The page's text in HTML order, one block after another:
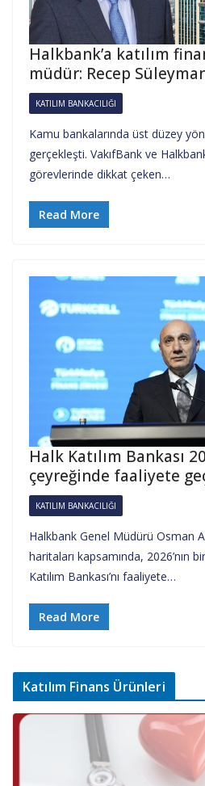
Halkbank’a katılım
müdür: Recep
KATILIM BANKACILIĞI
Kamu bankalarında üst düzey
gerçekleşti. VakıfBank ve
görevlerinde dikkat çeken…
Read More
Halk Katılım Bankası
çeyreğinde faaliyete
KATILIM BANKACILIĞI
Halkbank Genel Müdürü Osman
haritaları kapsamında, 2026’nın
Katılım Bankası’nı faaliyete…
Read More
Katılım Finans Ürünleri